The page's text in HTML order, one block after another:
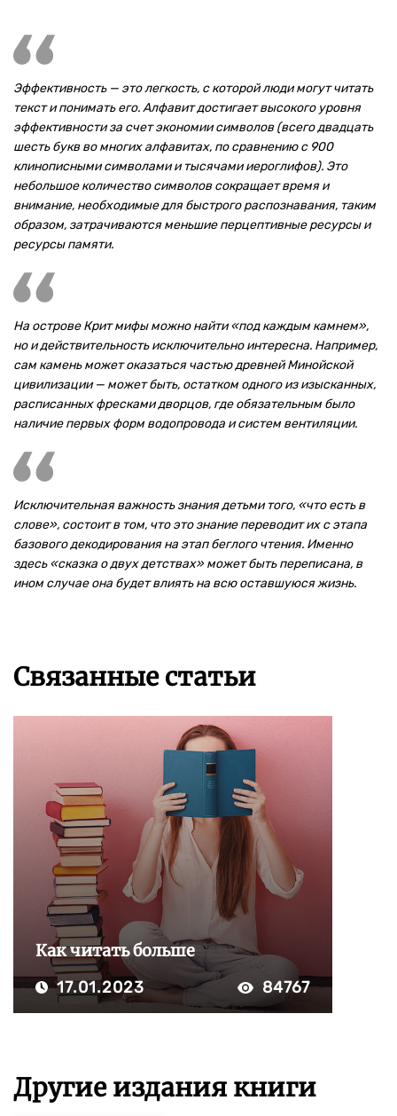
Эффективность — это легкость, с которой люди могут читать
текст и понимать его. Алфавит достигает высокого уровня
эффективности за счет экономии символов (всего двадцать
шесть букв во многих алфавитах, по сравнению с 900
клинописными символами и тысячами иероглифов). Это
небольшое количество символов сокращает время и
внимание, необходимые для быстрого распознавания, таким
образом, затрачиваются меньшие перцептивные ресурсы и
ресурсы памяти.
На острове Крит мифы можно найти «под каждым камнем»,
но и действительность исключительно интересна. Например,
сам камень может оказаться частью древней Минойской
цивилизации — может быть, остатком одного из изысканных,
расписанных фресками дворцов, где обязательным было
наличие первых форм водопровода и систем вентиляции.
Исключительная важность знания детьми того, «что есть в
слове», состоит в том, что это знание переводит их с этапа
базового декодирования на этап беглого чтения. Именно
здесь «сказка о двух детствах» может быть переписана, в
ином случае она будет влиять на всю оставшуюся жизнь.
Связанные статьи
Как читать больше
17.01.2023 84767
Другие издания книги